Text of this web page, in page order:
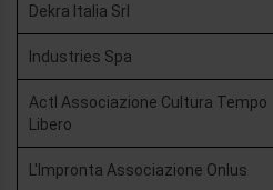
Dekra Italia Srl
Industries Spa
Actl Associazione Cultura Tempo
Libero
L'Impronta Associazione Onlus